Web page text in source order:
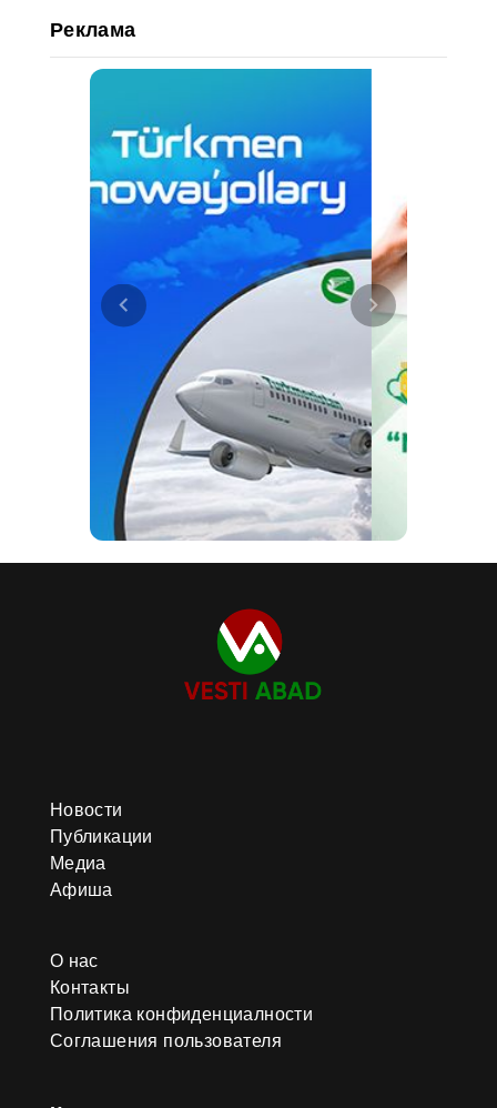
Реклама
Новости
Публикации
Медиа
Афиша
О нас
Контакты
Политика конфиденциалности
Соглашения пользователя